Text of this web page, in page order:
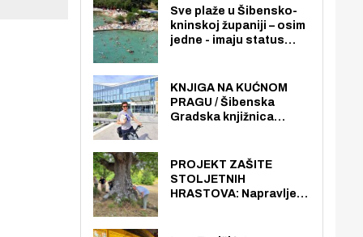
nego radno sposobnih
osoba među svojih 170
stanovnika.
Sve plaže u Šibensko-
kninskoj županiji – osim
jedne - imaju status
općoj upotrebi. Pristup
je slobodan i besplatan
za sve građane i
KNJIGA NA KUĆNOM
PRAGU / Šibenska
Gradska knjižnica
knjiga na kućnu adresu
električnim biciklom.
PROJEKT ZAŠITE
STOLJETNIH
HRASTOVA: Napravljen